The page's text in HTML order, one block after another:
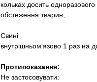
кольках досить
обстеження тварин;
Свині
внутрішньом'язово 1 раз на
Протипоказання:
Не застосовувати: